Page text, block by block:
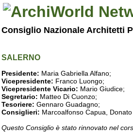
Consiglio Nazionale Architetti
SALERNO
Presidente: Maria Gabriella Alfano;
Vicepresidente: Franco Luongo;
Vicepresidente Vicario: Mario Giudice;
Segretario: Matteo Di Cuonzo;
Tesoriere: Gennaro Guadagno;
Consiglieri: Marcoalfonso Capua,
Questo Consiglio è stato rinnovato nel